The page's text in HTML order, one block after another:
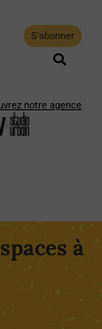
S'abonner
notre agence
à